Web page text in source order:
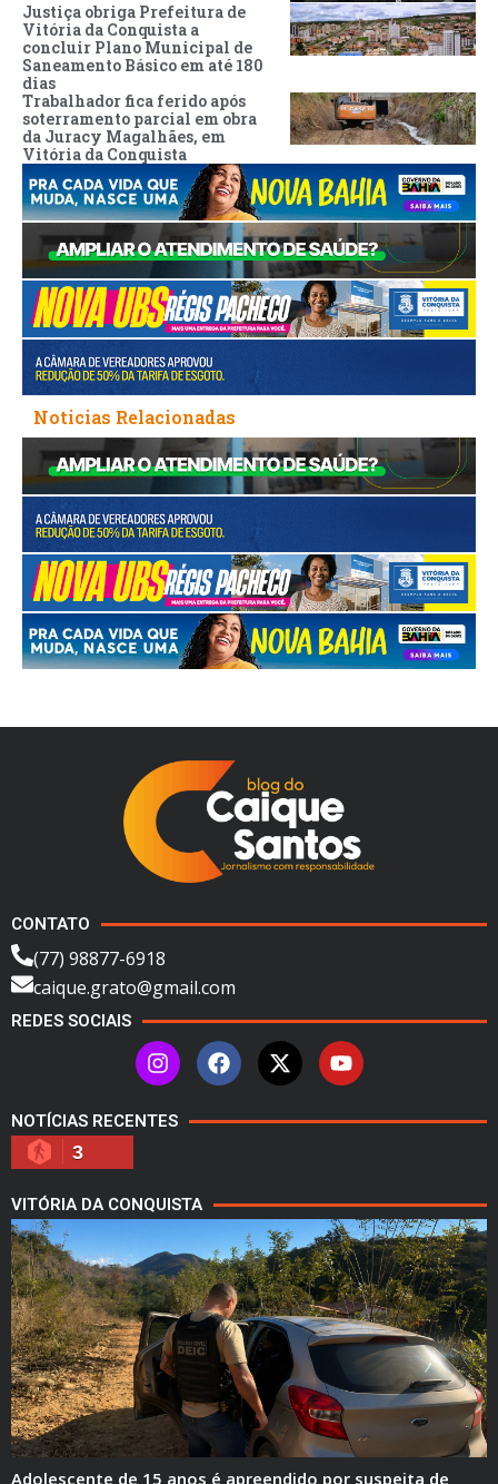
Justiça obriga Prefeitura de
Vitória da Conquista a
concluir Plano Municipal de
Saneamento Básico em até 180
dias
Trabalhador fica ferido após
soterramento parcial em obra
da Juracy Magalhães, em
Vitória da Conquista
Noticias Relacionadas
CONTATO
(77) 98877-6918
caique.grato@gmail.com
REDES SOCIAIS
NOTÍCIAS RECENTES
3
VITÓRIA DA CONQUISTA
Adolescente de 15 anos é apreendido por suspeita de